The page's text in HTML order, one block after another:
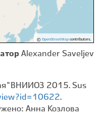
© OpenStreetMapcontributors.
Alexander Saveljev
ВНИИОЗ 2015. Sus
.
Анна Козлова